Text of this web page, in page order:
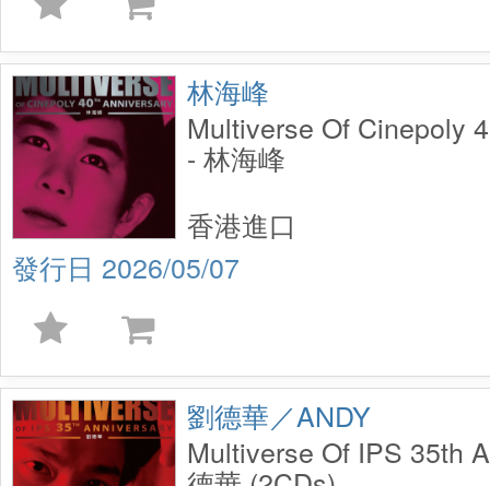
林海峰
Multiverse Of Cinepoly
- 林海峰
2026/05/07
香港進口
劉德華／ANDY
Multiverse Of IPS 35th